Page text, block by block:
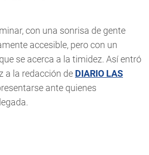
con una sonrisa de gente
accesible, pero con un
se acerca a la timidez. Así entró
a la redacción de DIARIO LAS
ante quienes